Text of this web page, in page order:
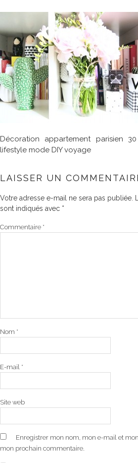
Décoration appartement parisien
lifestyle mode DIY voyage
LAISSER UN
Votre adresse e-mail ne sera pas publiée.
sont indiqués avec *
Commentaire *
Nom *
E-mail *
Site web
Enregistrer mon nom, mon e-mail et
mon prochain commentaire.